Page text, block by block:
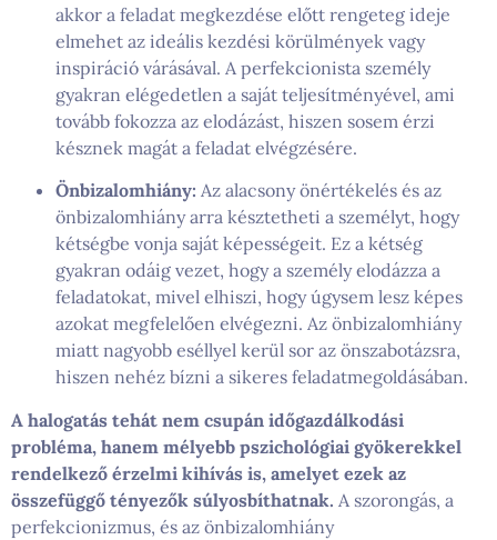
akkor a feladat megkezdése előtt rengeteg ideje
elmehet az ideális kezdési körülmények vagy
inspiráció várásával. A perfekcionista személy
gyakran elégedetlen a saját teljesítményével, ami
tovább fokozza az elodázást, hiszen sosem érzi
késznek magát a feladat elvégzésére.
Önbizalomhiány: Az alacsony önértékelés és az
önbizalomhiány arra késztetheti a személyt, hogy
kétségbe vonja saját képességeit. Ez a kétség
gyakran odáig vezet, hogy a személy elodázza a
feladatokat, mivel elhiszi, hogy úgysem lesz képes
azokat megfelelően elvégezni. Az önbizalomhiány
miatt nagyobb eséllyel kerül sor az önszabotázsra,
hiszen nehéz bízni a sikeres feladatmegoldásában.
A halogatás tehát nem csupán időgazdálkodási
probléma, hanem mélyebb pszichológiai gyökerekkel
rendelkező érzelmi kihívás is, amelyet ezek az
összefüggő tényezők súlyosbíthatnak. A szorongás, a
perfekcionizmus, és az önbizalomhiány